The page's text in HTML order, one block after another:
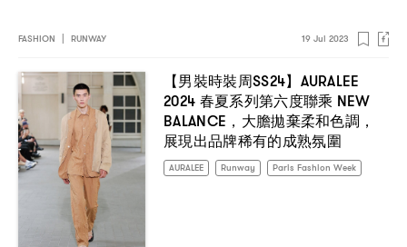
FASHION | RUNWAY 19 Jul 2023
【男裝時裝周SS24】 AURALEE
2024 春夏系列第六度聯乘 NEW
BALANCE， 大膽拋棄柔和色調 ，
展現出品牌稀有的成熟氛圍
AURALEE Runway Paris Fashion Week